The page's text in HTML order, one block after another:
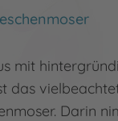
mit
das
Darin